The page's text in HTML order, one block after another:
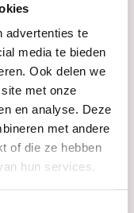
advertenties te
media te bieden
Ook delen we
met onze
en analyse. Deze
met andere
of die ze hebben
hun services.